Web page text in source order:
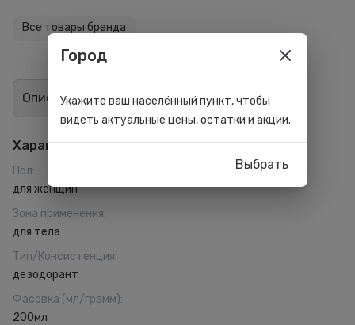
Все товары бренда
Описание Отзывы 0
Характеристики
Пол:
для женщин
Зона применения:
для тела
Тип/Консистенция:
дезодорант
Фасовка (мл/грамм):
200мл
Город
Укажите ваш населённый пункт, чтобы
видеть актуальные цены, остатки и акции.
Выбрать